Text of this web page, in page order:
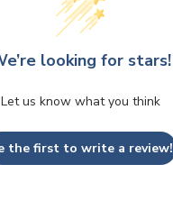
looking for stars!
Let us know what you think
the first to write a review!